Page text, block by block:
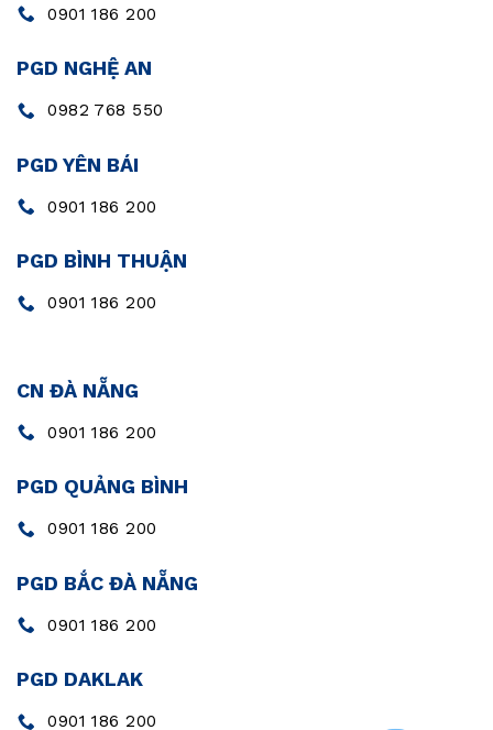
0901 186 200
PGD NGHỆ AN
0982 768 550
PGD YÊN BÁI
0901 186 200
PGD BÌNH THUẬN
0901 186 200
CN ĐÀ NẴNG
0901 186 200
PGD QUẢNG BÌNH
0901 186 200
PGD BẮC ĐÀ NẴNG
0901 186 200
PGD DAKLAK
0901 186 200